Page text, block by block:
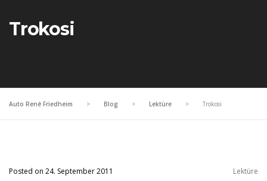
Trokosi
Auto René Friedheim > Blog > Lektüre > Trokosi
Posted on 24. September 2011 Lektüre